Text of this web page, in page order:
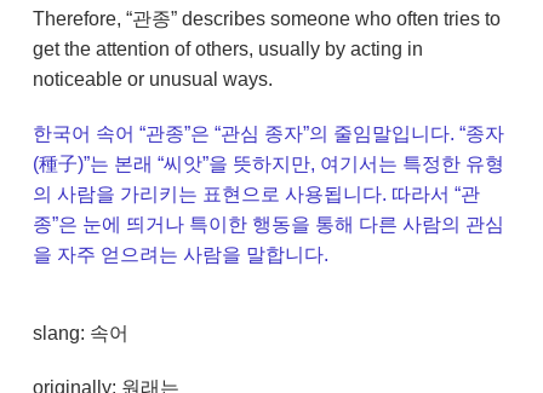
Therefore, “관종” describes someone who often tries to
get the attention of others, usually by acting in
noticeable or unusual ways.
한국어 속어 “관종”은 “관심 종자”의 줄임말입니다. “종자
(種子)”는 본래 “씨앗”을 뜻하지만, 여기서는 특정한 유형
의 사람을 가리키는 표현으로 사용됩니다. 따라서 “관
종”은 눈에 띄거나 특이한 행동을 통해 다른 사람의 관심
을 자주 얻으려는 사람을 말합니다.
slang: 속어
originally: 원래는